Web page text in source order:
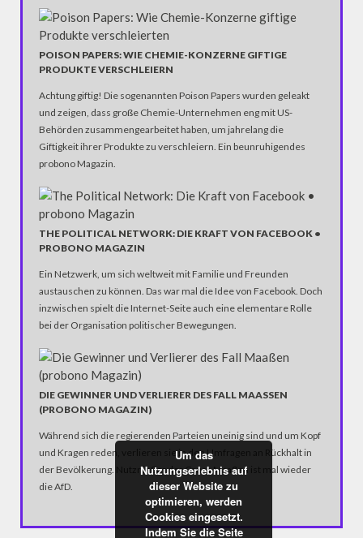
POISON PAPERS: WIE CHEMIE-KONZERNE GIFTIGE
PRODUKTE VERSCHLEIERN
Achtung giftig! Die sogenannten Poison Papers wurden geleakt
und zeigen, dass große Chemie-Unternehmen eng mit US-
Behörden zusammengearbeitet haben, um jahrelang die
Giftigkeit ihrer Produkte zu verschleiern. Ein beunruhigendes
probono Magazin.
THE POLITICAL NETWORK: DIE KRAFT VON FACEBOOK •
PROBONO MAGAZIN
Ein Netzwerk, um sich weltweit mit Familie und Freunden
austauschen zu können. Das war mal die Idee von Facebook. Doch
inzwischen spielt die Internet-Seite auch eine elementare Rolle
bei der Organisation politischer Bewegungen.
DIE GEWINNER UND VERLIERER DES FALL MAASSEN (
PROBONO MAGAZIN)
Während sich die regierenden Parteien uneinig sind und um Kopf
und Kragen reden, verlieren sie in den Umfragen an Rückhalt in
der Bevölkerung. Nutznießer der Causa Maaßen ist mal wieder
die AfD.
Um das
Nutzungserlebnis auf
dieser Website zu
optimieren, werden
Cookies eingesetzt.
Indem Sie die Seite